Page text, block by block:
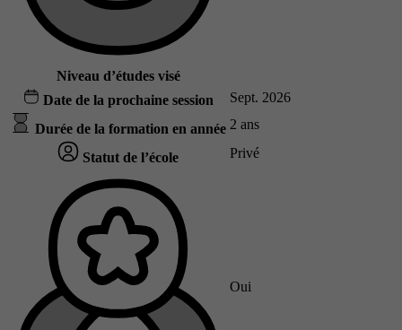
Niveau d’études visé
Date de la prochaine session Sept. 2026
Durée de la formation en année 2 ans
Statut de l’école Privé
Oui